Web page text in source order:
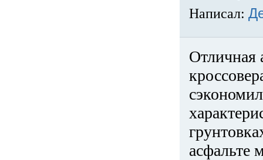
Написал:
Отличная
асфальте